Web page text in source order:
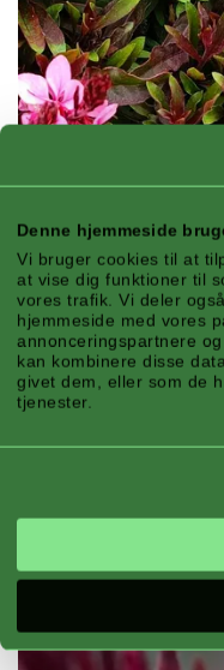
Denne hjemmeside
Vi bruger cookies til at
at vise dig funktioner til
vores trafik. Vi deler
hjemmeside med vores
annonceringspartnere
kan kombinere disse
givet dem, eller som de
tjenester.
KOMPAKTHED
Flamingo Pink
mindre haver eller